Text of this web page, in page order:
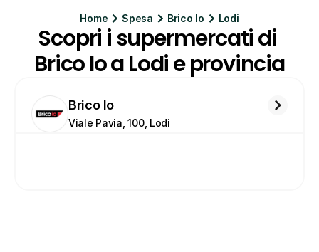
Home Spesa Brico Io Lodi
Scopri i supermercati di
Brico Io a Lodi e provincia
Brico Io
Viale Pavia, 100, Lodi